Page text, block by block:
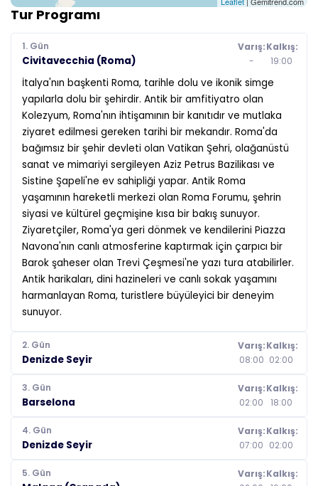
Tur Programı
1. Gün
Civitavecchia (Roma)
Varış:
-
Kalkış:
19:00
İtalya'nın başkenti Roma, tarihle dolu ve ikonik simge
yapılarla dolu bir şehirdir. Antik bir amfitiyatro olan
Kolezyum, Roma'nın ihtişamının bir kanıtıdır ve mutlaka
ziyaret edilmesi gereken tarihi bir mekandır. Roma'da
bağımsız bir şehir devleti olan Vatikan Şehri, olağanüstü
sanat ve mimariyi sergileyen Aziz Petrus Bazilikası ve
Sistine Şapeli'ne ev sahipliği yapar. Antik Roma
yaşamının hareketli merkezi olan Roma Forumu, şehrin
siyasi ve kültürel geçmişine kısa bir bakış sunuyor.
Ziyaretçiler, Roma'ya geri dönmek ve kendilerini Piazza
Navona'nın canlı atmosferine kaptırmak için çarpıcı bir
Barok şaheser olan Trevi Çeşmesi'ne yazı tura atabilirler.
Antik harikaları, dini hazineleri ve canlı sokak yaşamını
harmanlayan Roma, turistlere büyüleyici bir deneyim
sunuyor.
2. Gün
Denizde Seyir
Varış:
08:00
Kalkış:
02:00
3. Gün
Barselona
Varış:
02:00
Kalkış:
18:00
4. Gün
Denizde Seyir
Varış:
07:00
Kalkış:
02:00
5. Gün
Varış:Kalkış: